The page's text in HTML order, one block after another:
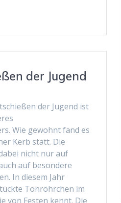
der Jugend
der Jugend ist
Wie gewohnt fand es
Kerb statt. Die
nicht nur auf
auf besondere
In diesem Jahr
Tonröhrchen im
von Festen kennt. Die